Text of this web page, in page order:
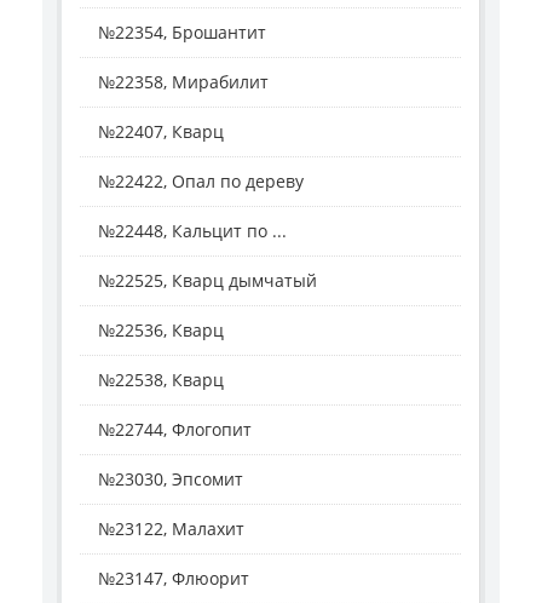
№22354, Брошантит
№22358, Мирабилит
№22407, Кварц
№22422, Опал по дереву
№22448, Кальцит по ...
№22525, Кварц дымчатый
№22536, Кварц
№22538, Кварц
№22744, Флогопит
№23030, Эпсомит
№23122, Малахит
№23147, Флюорит